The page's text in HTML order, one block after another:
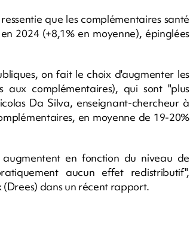
que les complémentaires santé
2024 (+8,1% en moyenne), épinglées
on fait le choix d'augmenter les
aux complémentaires), qui sont "plus
Da Silva, enseignant-chercheur à
en moyenne de 19-20%
en fonction du niveau de
aucun effet redistributif",
(Drees) dans un récent rapport.